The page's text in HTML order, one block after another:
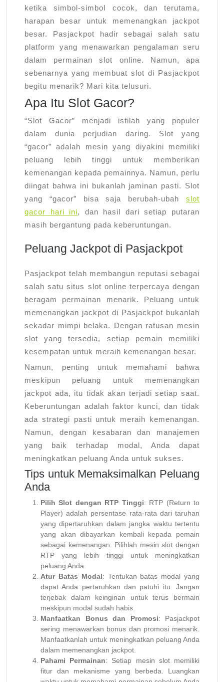
Hari
Ini
ketika simbol-simbol cocok, dan terutama,
harapan besar untuk memenangkan jackpot
besar. Pasjackpot hadir sebagai salah satu
platform yang menawarkan pengalaman seru
dalam permainan slot online. Namun, apa
sebenarnya yang membuat slot di Pasjackpot
begitu menarik? Mari kita telusuri.
Apa Itu Slot Gacor?
“Slot Gacor” menjadi istilah yang populer
dalam dunia perjudian daring. Slot yang
“gacor” adalah mesin yang diyakini memiliki
peluang lebih tinggi untuk memberikan
kemenangan kepada pemainnya. Namun, perlu
diingat bahwa ini bukanlah jaminan pasti. Slot
yang “gacor” bisa saja berubah-ubah slot
gacor hari ini, dan hasil dari setiap putaran
masih bergantung pada keberuntungan.
Peluang Jackpot di Pasjackpot
Pasjackpot telah membangun reputasi sebagai
salah satu situs slot online terpercaya dengan
beragam permainan menarik. Peluang untuk
memenangkan jackpot di Pasjackpot bukanlah
sekadar mimpi belaka. Dengan ratusan mesin
slot yang tersedia, setiap pemain memiliki
kesempatan untuk meraih kemenangan besar.
Namun, penting untuk memahami bahwa
meskipun peluang untuk memenangkan
jackpot ada, itu tidak akan terjadi setiap saat.
Keberuntungan adalah faktor kunci, dan tidak
ada strategi pasti untuk meraih kemenangan.
Namun, dengan kesabaran dan manajemen
yang baik terhadap modal, Anda dapat
meningkatkan peluang Anda untuk sukses.
Tips untuk Memaksimalkan Peluang
Anda
Pilih Slot dengan RTP Tinggi: RTP (Return to
Player) adalah persentase rata-rata dari taruhan
yang dipertaruhkan dalam jangka waktu tertentu
yang akan dibayarkan kembali kepada pemain
sebagai kemenangan. Pilihlah mesin slot dengan
RTP yang lebih tinggi untuk meningkatkan
peluang Anda.
Atur Batas Modal: Tentukan batas modal yang
dapat Anda pertaruhkan dan patuhi itu. Jangan
terjebak dalam keinginan untuk terus bermain
meskipun modal sudah habis.
Manfaatkan Bonus dan Promosi: Pasjackpot
sering menawarkan bonus dan promosi menarik.
Manfaatkanlah untuk meningkatkan peluang Anda
dalam memenangkan jackpot.
Pahami Permainan: Setiap mesin slot memiliki
fitur dan mekanisme yang berbeda. Luangkan